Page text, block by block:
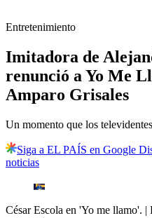
Entretenimiento
Imitadora de
renunció a Yo Me
Amparo Grisales
Un momento que los
Siga a EL PAÍS en Google
noticias
César Escola en 'Yo me llamo'. |